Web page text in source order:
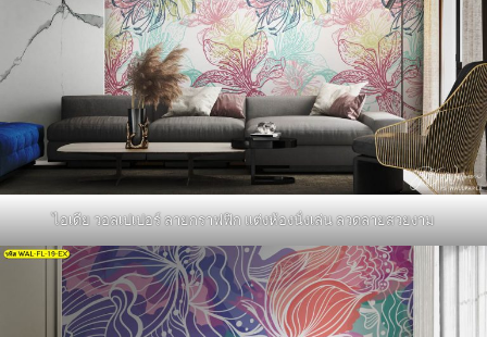
ไอเดีย วอลเปเปอร์ ลายกราฟฟิก แต่งห้องนั่งเล่น ลวดลายสวยงาม